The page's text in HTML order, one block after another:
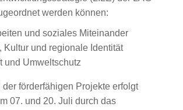
werden können:
und soziales Miteinander
Kultur und regionale Identität
und Umweltschutz
der förderfähigen Projekte erfolgt
07. und 20. Juli durch das